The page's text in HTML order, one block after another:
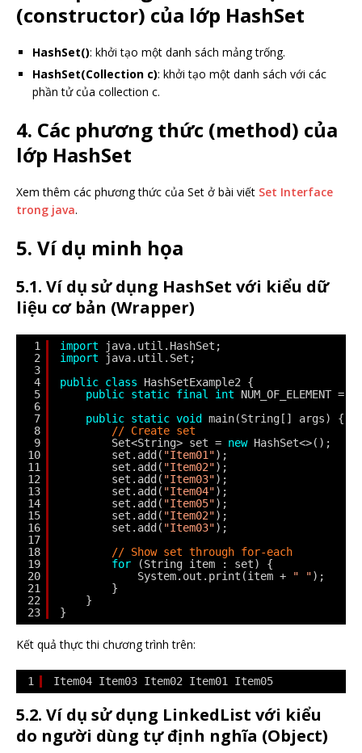
(constructor) của lớp HashSet
HashSet(): khởi tạo một danh sách mảng trống.
HashSet(Collection c): khởi tạo một danh sách với các
phần tử của collection c.
4. Các phương thức (method) của
lớp HashSet
Xem thêm các phương thức của Set ở bài viết Set Interface
trong java.
5. Ví dụ minh họa
5.1. Ví dụ sử dụng HashSet với kiểu dữ
liệu cơ bản (Wrapper)
1
2
3
4
5
6
7
8
9
10
11
12
13
14
15
16
17
18
19
20
21
22
23
import
java.util.HashSet;
import
java.util.Set;
public class
HashSetExample2 {
public static final int NUM_OF_ELEMENT =
public static void
main(String[] args) {
// Create set
Set<String> set = new HashSet<>();
set.add( "Item01");
set.add( "Item02");
set.add( "Item03");
set.add( "Item04");
set.add( "Item05");
set.add( "Item02");
set.add( "Item03");
// Show set through for-each
for
(String item : set) {
System.out.print(item +
" ");
}
}
}
Kết quả thực thi chương trình trên:
1 Item04 Item03 Item02 Item01 Item05
5.2. Ví dụ sử dụng LinkedList với kiểu
do người dùng tự định nghĩa (Object)